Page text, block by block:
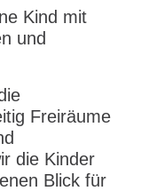
Kind mit
und
Freiräume
die Kinder
Blick für